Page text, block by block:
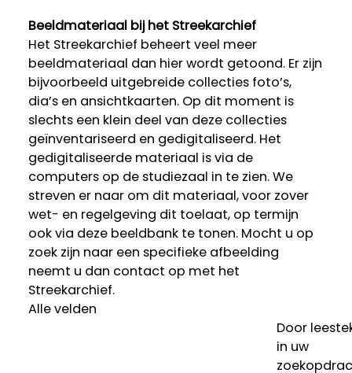
Beeldmateriaal bij het Streekarchief
Het Streekarchief beheert veel meer
beeldmateriaal dan hier wordt getoond. Er zijn
bijvoorbeeld uitgebreide collecties foto’s,
dia’s en ansichtkaarten. Op dit moment is
slechts een klein deel van deze collecties
geïnventariseerd en gedigitaliseerd. Het
gedigitaliseerde materiaal is via de
computers op de studiezaal in te zien. We
streven er naar om dit materiaal, voor zover
wet- en regelgeving dit toelaat, op termijn
ook via deze beeldbank te tonen. Mocht u op
zoek zijn naar een specifieke afbeelding
neemt u dan contact op met het
Streekarchief.
Alle velden
Door
in uw